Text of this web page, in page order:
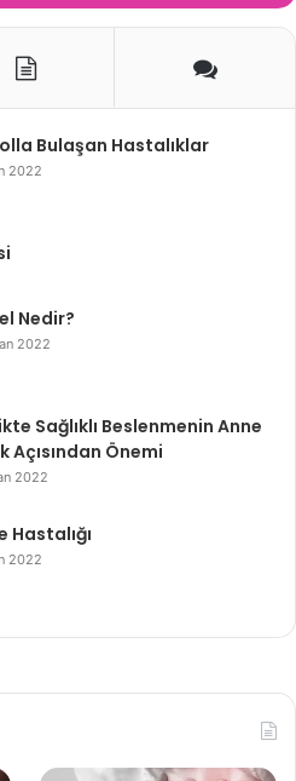
Bulaşan Hastalıklar
2022
Nedir?
2022
Sağlıklı Beslenmenin Anne
Açısından Önemi
2022
Hastalığı
2022